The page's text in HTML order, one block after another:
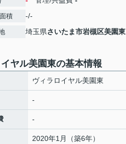
積 -/-
埼玉県さいたま市岩槻区美園東
ヤル美園東の基本情報
ヴィラロイヤル美園東
-
-
2020年1月（築6年）